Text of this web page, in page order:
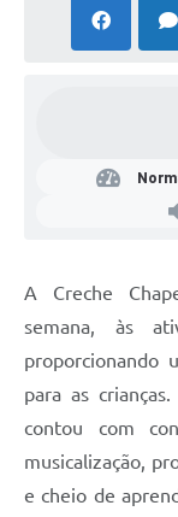
A Creche
semana, às
proporcionando
para as
contou com
musicalização,
e cheio de